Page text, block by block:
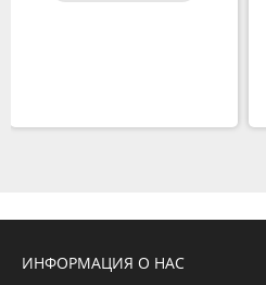
ИНФОРМАЦИЯ О НАС